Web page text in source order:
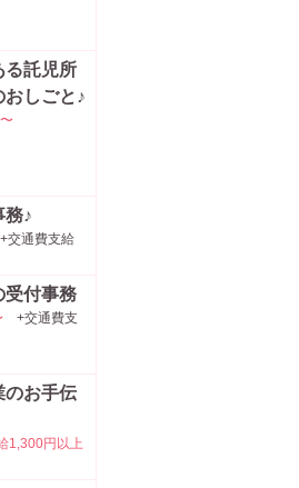
る託児所
しごと♪
務♪
+交通費支給
受付事務
+交通費支
のお手伝
1,300円以上